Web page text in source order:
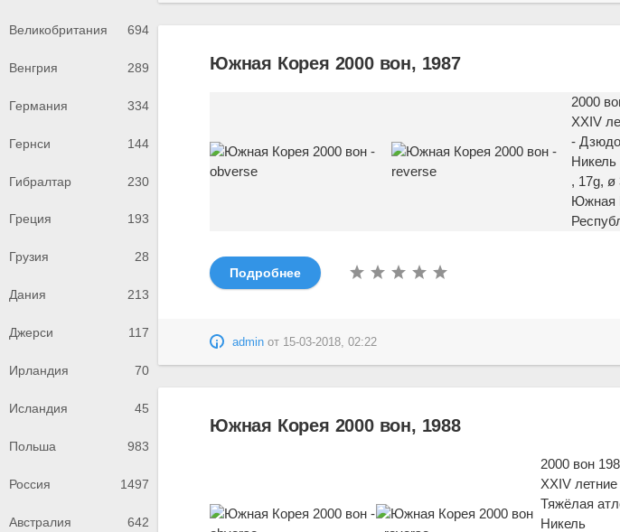
Великобритания 694
Венгрия 289
Германия 334
Гернси 144
Гибралтар 230
Греция 193
Грузия 28
Дания 213
Джерси 117
Ирландия 70
Исландия 45
Польша 983
Россия 1497
Австралия 642
Южная Корея 2000 вон, 1987
2000
XXIV
- Дзюдо
Никель
, 17g, ø
Южная
Подробнее
admin от 15-03-2018, 02:22
Южная Корея 2000 вон, 1988
2000 вон
XXIV
Тяжёлая
Никель